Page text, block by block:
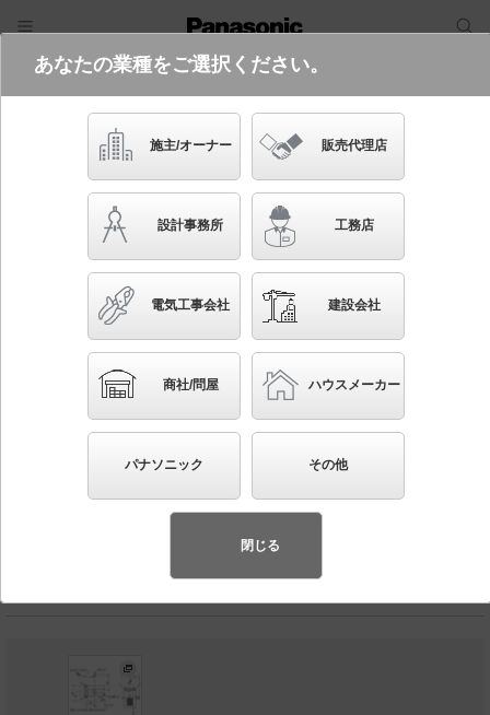
電気・建築設備（ビジネス）
フリーワード
品番・キーワード
かんたん照度計算
NNQ30302Z
舞台演出用 パイプ取付型 LED フレネルスポットラ
イト フレネル（非球面）レンズ（D152、F100） 500
◆受注品 （2026年4月発売）
あなたの業種をご選択ください。
施主/オーナー 販売代理店
設計事務所 工務店
電気工事会社 建設会社
商社/問屋 ハウスメーカー
パナソニック その他
閉じる